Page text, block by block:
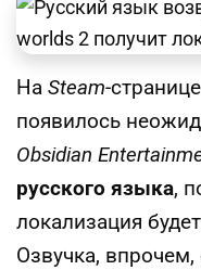
На Steam-странице
появилось
Obsidian
русского языка,
локализация
Озвучка, впрочем,